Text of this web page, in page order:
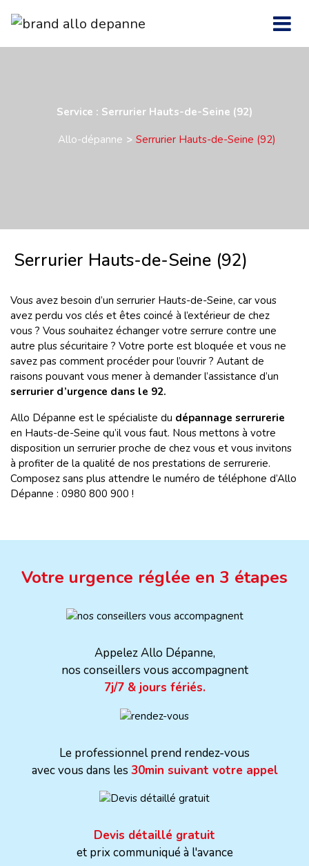
Service : Serrurier Hauts-de-Seine (92)
Allo-dépanne
Serrurier Hauts-de-Seine (92)
Serrurier Hauts-de-Seine (92)
Vous avez besoin d’un serrurier Hauts-de-Seine, car vous
avez perdu vos clés et êtes coincé à l’extérieur de chez
vous ? Vous souhaitez échanger votre serrure contre une
autre plus sécuritaire ? Votre porte est bloquée et vous ne
savez pas comment procéder pour l’ouvrir ? Autant de
raisons pouvant vous mener à demander l’assistance d’un
serrurier d’urgence dans le 92.
Allo Dépanne est le spécialiste du dépannage serrurerie
en Hauts-de-Seine qu’il vous faut. Nous mettons à votre
disposition un serrurier proche de chez vous et vous invitons
à profiter de la qualité de nos prestations de serrurerie.
Composez sans plus attendre le numéro de téléphone d’Allo
Dépanne : 0980 800 900 !
Votre urgence réglée en 3 étapes
Appelez Allo Dépanne,
nos conseillers vous accompagnent
7j/7 & jours fériés.
Le professionnel prend rendez-vous
avec vous dans les 30min suivant votre appel
Devis détaillé gratuit
et prix communiqué à l'avance